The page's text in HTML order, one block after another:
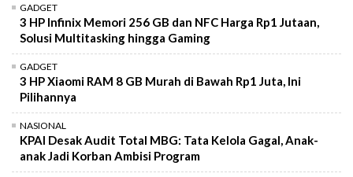
GADGET
3 HP Infinix Memori 256 GB dan NFC Harga Rp1 Jutaan,
Solusi Multitasking hingga Gaming
GADGET
3 HP Xiaomi RAM 8 GB Murah di Bawah Rp1 Juta, Ini
Pilihannya
NASIONAL
KPAI Desak Audit Total MBG: Tata Kelola Gagal, Anak-
anak Jadi Korban Ambisi Program